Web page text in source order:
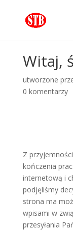
Witaj,
utworzone
0 komentarzy
Z
kończenia
internetową i
podjęliśmy
strona ma
wpisami w
przesyłania